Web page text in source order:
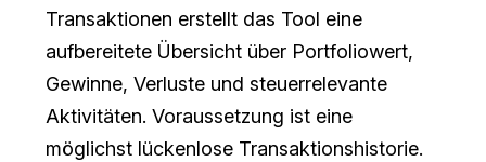
Transaktionen erstellt das Tool eine
aufbereitete Übersicht über Portfoliowert,
Gewinne, Verluste und steuerrelevante
Aktivitäten. Voraussetzung ist eine
möglichst lückenlose Transaktionshistorie.